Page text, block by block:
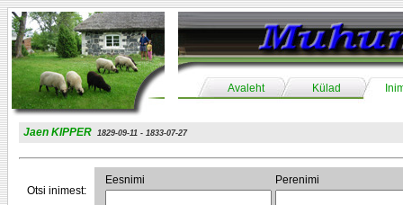
Avaleht Külad
Jaen KIPPER 1829-09-11 - 1833-07-27
Otsi inimest:
Eesnimi Perenimi